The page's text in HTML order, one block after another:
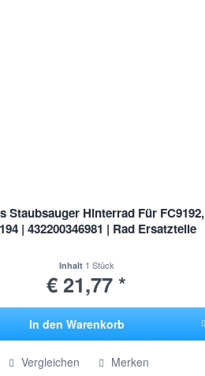
Staubsauger Hinterrad Für FC9192,
| 432200346981 | Rad Ersatzteile
Inhalt 1 Stück
€ 21,77 *
In den Warenkorb
Hinzugefügt
Vergleichen Merken